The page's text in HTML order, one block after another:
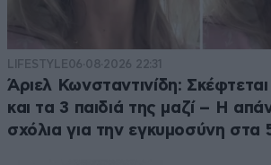
LIFESTYLE06·08·2026 22:31
Άριελ Κωνσταντινίδη:
και τα 3 παιδιά της μαζί – Η
σχόλια για την εγκυμοσύνη στα